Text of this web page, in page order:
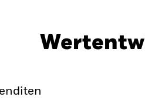
Eckdaten